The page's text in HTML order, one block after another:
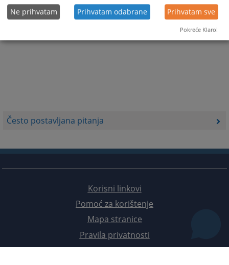
Često postavljana pitanja
Korisni linkovi
Pomoć za korištenje
Mapa stranice
Pravila privatnosti
Ne prihvatam Prihvatam odabrane Prihvatam sve
Pokreće Klaro!